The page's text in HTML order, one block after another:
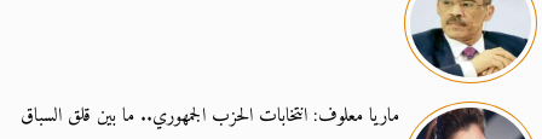
ماريا معلوف: انتخابات الحزب الجمهوري.. ما بين قلق السباق